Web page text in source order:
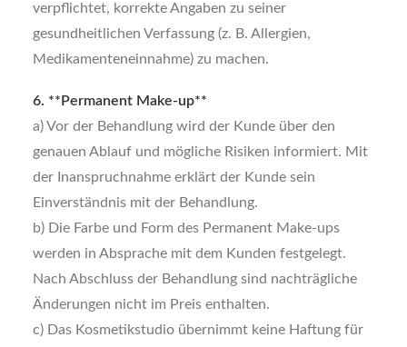
verpflichtet, korrekte Angaben zu seiner
gesundheitlichen Verfassung (z. B. Allergien,
Medikamenteneinnahme) zu machen.
6. **Permanent Make-up**
a) Vor der Behandlung wird der Kunde über den
genauen Ablauf und mögliche Risiken informiert. Mit
der Inanspruchnahme erklärt der Kunde sein
Einverständnis mit der Behandlung.
b) Die Farbe und Form des Permanent Make-ups
werden in Absprache mit dem Kunden festgelegt.
Nach Abschluss der Behandlung sind nachträgliche
Änderungen nicht im Preis enthalten.
c) Das Kosmetikstudio übernimmt keine Haftung für